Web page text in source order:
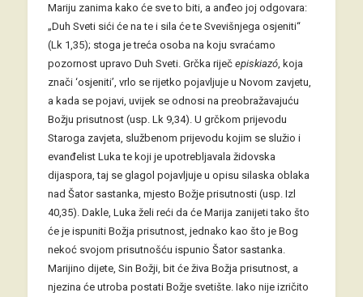
Mariju zanima kako će sve to biti, a anđeo joj odgovara:
„Duh Sveti sići će na te i sila će te Svevišnjega osjeniti“
(Lk 1,35); stoga je treća osoba na koju svraćamo
pozornost upravo Duh Sveti. Grčka riječ episkiazó, koja
znači ‘osjeniti’, vrlo se rijetko pojavljuje u Novom zavjetu,
a kada se pojavi, uvijek se odnosi na preobražavajuću
Božju prisutnost (usp. Lk 9,34). U grčkom prijevodu
Staroga zavjeta, službenom prijevodu kojim se služio i
evanđelist Luka te koji je upotrebljavala židovska
dijaspora, taj se glagol pojavljuje u opisu silaska oblaka
nad Šator sastanka, mjesto Božje prisutnosti (usp. Izl
40,35). Dakle, Luka želi reći da će Marija zanijeti tako što
će je ispuniti Božja prisutnost, jednako kao što je Bog
nekoć svojom prisutnošću ispunio Šator sastanka.
Marijino dijete, Sin Božji, bit će živa Božja prisutnost, a
njezina će utroba postati Božje svetište. Iako nije izričito